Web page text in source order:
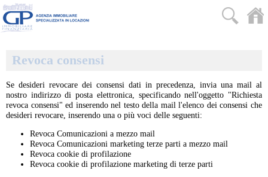
Revoca consensi
Se desideri revocare dei consensi dati in precedenza, invia una mail al
nostro indirizzo di posta elettronica, specificando nell'oggetto "Richiesta
revoca consensi" ed inserendo nel testo della mail l'elenco dei consensi che
desideri revocare, inserendo una o più voci delle seguenti:
Revoca Comunicazioni a mezzo mail
Revoca Comunicazioni marketing terze parti a mezzo mail
Revoca cookie di profilazione
Revoca cookie di profilazione marketing di terze parti